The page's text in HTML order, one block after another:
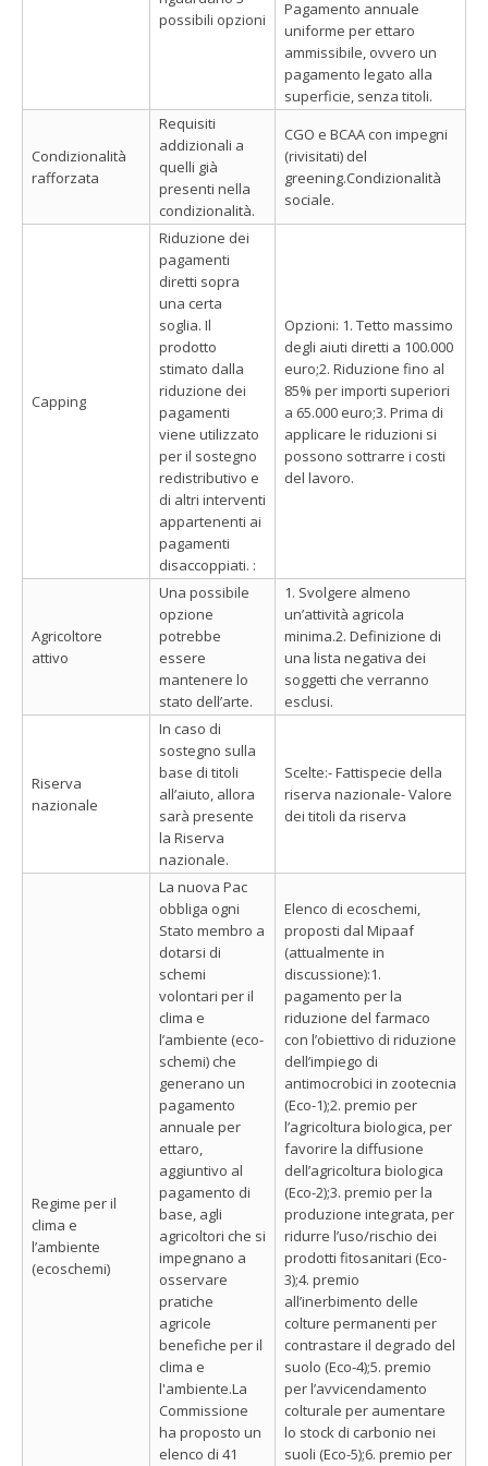
possibili opzioni
Pagamento annuale
uniforme per ettaro
ammissibile, ovvero un
pagamento legato alla
superficie, senza titoli.
Condizionalità
rafforzata
Requisiti
addizionali a
quelli già
presenti nella
condizionalità.
CGO e BCAA con impegni
(rivisitati) del
greening.Condizionalità
sociale.
Capping
Riduzione dei
pagamenti
diretti sopra
una certa
soglia. Il
prodotto
stimato dalla
riduzione dei
pagamenti
viene utilizzato
per il sostegno
redistributivo e
di altri interventi
appartenenti ai
pagamenti
disaccoppiati. :
Opzioni: 1. Tetto massimo
degli aiuti diretti a 100.000
euro;2. Riduzione fino al
85% per importi superiori
a 65.000 euro;3. Prima di
applicare le riduzioni si
possono sottrarre i costi
del lavoro.
Agricoltore
attivo
Una possibile
opzione
potrebbe
essere
mantenere lo
stato dell’arte.
1. Svolgere almeno
un’attività agricola
minima.2. Definizione di
una lista negativa dei
soggetti che verranno
esclusi.
Riserva
nazionale
In caso di
sostegno sulla
base di titoli
all’aiuto, allora
sarà presente
la Riserva
nazionale.
Scelte:- Fattispecie della
riserva nazionale- Valore
dei titoli da riserva
Regime per il
clima e
l’ambiente
(ecoschemi)
La nuova Pac
obbliga ogni
Stato membro a
dotarsi di
schemi
volontari per il
clima e
l’ambiente (eco-
schemi) che
generano un
pagamento
annuale per
ettaro,
aggiuntivo al
pagamento di
base, agli
agricoltori che si
impegnano a
osservare
pratiche
agricole
benefiche per il
clima e
l'ambiente.La
Commissione
ha proposto un
elenco di 41
Elenco di ecoschemi,
proposti dal Mipaaf
(attualmente in
discussione):1.
pagamento per la
riduzione del farmaco
con l’obiettivo di riduzione
dell’impiego di
antimocrobici in zootecnia
(Eco-1);2. premio per
l’agricoltura biologica, per
favorire la diffusione
dell’agricoltura biologica
(Eco-2);3. premio per la
produzione integrata, per
ridurre l’uso/rischio dei
prodotti fitosanitari (Eco-
3);4. premio
all’inerbimento delle
colture permanenti per
contrastare il degrado del
suolo (Eco-4);5. premio
per l’avvicendamento
colturale per aumentare
lo stock di carbonio nei
suoli (Eco-5);6. premio per